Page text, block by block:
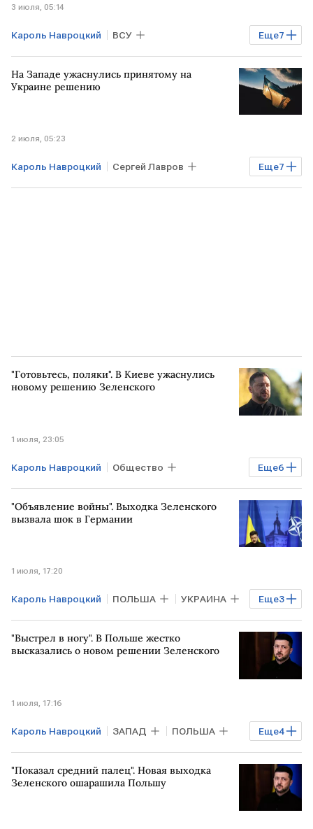
3 июля, 05:14
Еще7
Кароль Навроцкий ВСУ
Владимир Зеленский Андрей Мельник
СЛОВАКИЯ ПОЛЬША
На Западе ужаснулись принятому на
Украине решению
2 июля, 05:23
Еще7
Кароль Навроцкий Сергей Лавров
Андрей Мельник ФРГ УКРАИНА
"Готовьтесь, поляки". В Киеве ужаснулись
новому решению Зеленского
1 июля, 23:05
Еще6
Кароль Навроцкий Общество
Мировая экономика УКРАИНА
Киев ПОЛЬША
"Объявление войны". Выходка Зеленского
вызвала шок в Германии
1 июля, 17:20
Еще3
Кароль Навроцкий ПОЛЬША УКРАИНА
Андрей Мельник Владимир Зеленский
Киев
"Выстрел в ногу". В Польше жестко
высказались о новом решении Зеленского
1 июля, 17:16
Еще4
Кароль Навроцкий ЗАПАД ПОЛЬША
Андрей Мельник Владимир Зеленский
НАТО УКРАИНА
"Показал средний палец". Новая выходка
Зеленского ошарашила Польшу